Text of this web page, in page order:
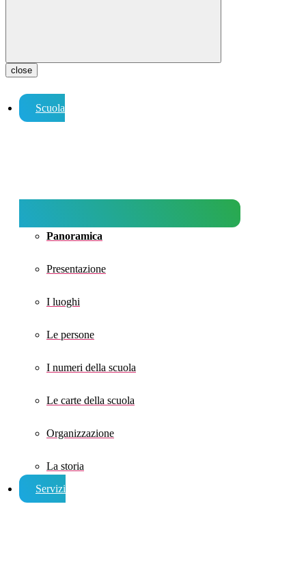
close
Scuola
Panoramica
Presentazione
I luoghi
Le persone
I numeri della scuola
Le carte della scuola
Organizzazione
La storia
Servizi